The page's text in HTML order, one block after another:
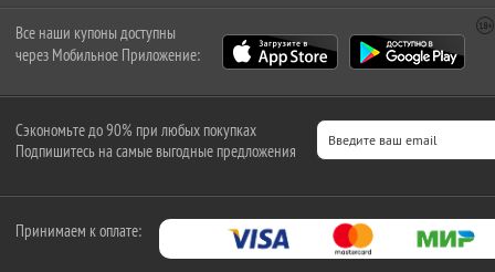
Все наши купоны доступны
через Мобильное Приложение:
Сэкономьте до 90% при любых покупках
Подпишитесь на самые выгодные предложения
Принимаем к оплате: